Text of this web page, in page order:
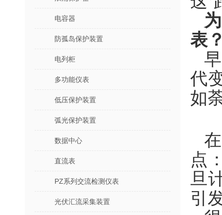
电容器
防孤岛保护装置
电列柜
多功能仪表
低压保护装置
弧光保护装置
数据中心
直流表
PZ系列交流检测仪表
光伏汇流采集装置
表
代
如
点
旦
引